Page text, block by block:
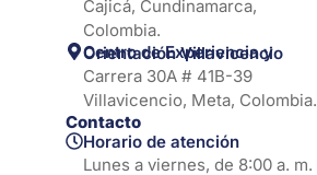
Cajicá, Cundinamarca,
Colombia.
Centro de Experiencia y Orientación Villavicencio
Carrera 30A # 41B-39
Villavicencio, Meta, Colombia.
Contacto
Horario de atención
Lunes a viernes, de 8:00 a. m.